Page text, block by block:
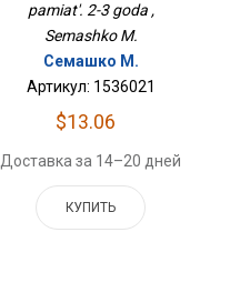
pamiat'. 2-3 goda ,
Semashko M.
Семашко М.
Артикул: 1536021
$13.06
Доставка за 14–20 дней
КУПИТЬ